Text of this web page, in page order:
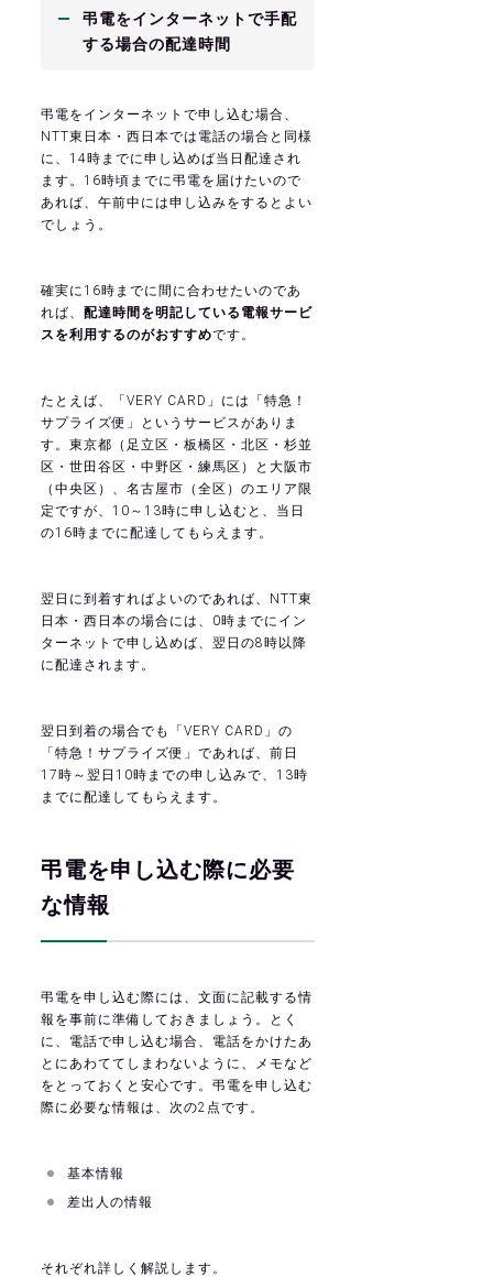
弔電をインターネットで手配
する場合の配達時間
弔電をインターネットで申し込む場合、
NTT東日本・西日本では電話の場合と同様
に、14時までに申し込めば当日配達され
ます。16時頃までに弔電を届けたいので
あれば、午前中には申し込みをするとよい
でしょう。
確実に16時までに間に合わせたいのであ
れば、 配達時間を明記している電報サービ
スを利用するのがおすすめです。
たとえば、「VERY CARD」には「特急！
サプライズ便」というサービスがありま
す。東京都（足立区・板橋区・北区・杉並
区・世田谷区・中野区・練馬区）と大阪市
（中央区）、名古屋市（全区）のエリア限
定ですが、10～13時に申し込むと、当日
の16時までに配達してもらえます。
翌日に到着すればよいのであれば、NTT東
日本・西日本の場合には、0時までにイン
ターネットで申し込めば、翌日の8時以降
に配達されます。
翌日到着の場合でも「VERY CARD」の
「特急！サプライズ便」であれば、前日
17時～翌日10時までの申し込みで、13時
までに配達してもらえます。
弔電を申し込む際に必要
な情報
弔電を申し込む際には、文面に記載する情
報を事前に準備しておきましょう。とく
に、電話で申し込む場合、電話をかけたあ
とにあわててしまわないように、メモなど
をとっておくと安心です。弔電を申し込む
際に必要な情報は、次の2点です。
基本情報
差出人の情報
それぞれ詳しく解説します。